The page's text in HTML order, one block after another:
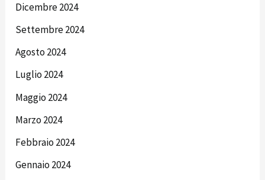
Dicembre 2024
Settembre 2024
Agosto 2024
Luglio 2024
Maggio 2024
Marzo 2024
Febbraio 2024
Gennaio 2024